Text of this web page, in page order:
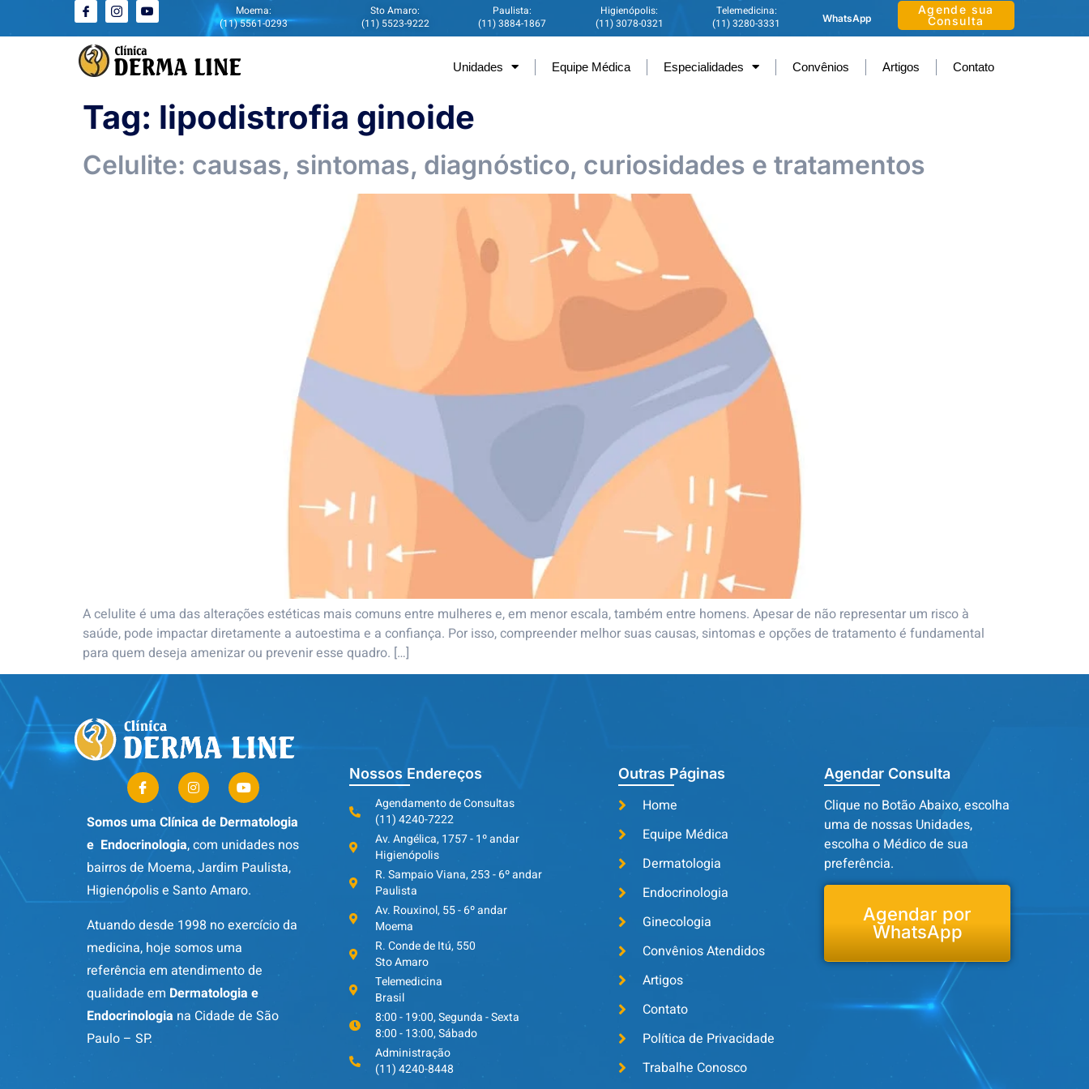
Moema:
(11) 5561-0293
Sto Amaro:
(11) 5523-9222
Paulista:
(11) 3884-1867
Higienópolis:
(11) 3078-0321
Telemedicina:
(11) 3280-3331
WhatsApp
Agende sua
Consulta
Unidades Equipe Médica Especialidades Convênios Artigos Contato
Tag: lipodistrofia ginoide
Celulite: causas, sintomas, diagnóstico, curiosidades e tratamentos
A celulite é uma das alterações estéticas mais comuns entre mulheres e, em menor escala, também entre homens. Apesar de não representar um risco à
saúde, pode impactar diretamente a autoestima e a confiança. Por isso, compreender melhor suas causas, sintomas e opções de tratamento é fundamental
para quem deseja amenizar ou prevenir esse quadro. […]
Somos uma Clínica de Dermatologia
e Endocrinologia, com unidades nos
bairros de Moema, Jardim Paulista,
Higienópolis e Santo Amaro.
Atuando desde 1998 no exercício da
medicina, hoje somos uma
referência em atendimento de
qualidade em Dermatologia e
Endocrinologia na Cidade de São
Paulo – SP.
Nossos Endereços
Agendamento de Consultas
(11) 4240-7222
Av. Angélica, 1757 - 1º andar
Higienópolis
R. Sampaio Viana, 253 - 6º andar
Paulista
Av. Rouxinol, 55 - 6º andar
Moema
R. Conde de Itú, 550
Sto Amaro
Telemedicina
Brasil
8:00 - 19:00, Segunda - Sexta
8:00 - 13:00, Sábado
Administração
(11) 4240-8448
Outras Páginas
Home
Equipe Médica
Dermatologia
Endocrinologia
Ginecologia
Convênios Atendidos
Artigos
Contato
Política de Privacidade
Trabalhe Conosco
Agendar Consulta
Clique no Botão Abaixo, escolha
uma de nossas Unidades,
escolha o Médico de sua
preferência.
Agendar por
WhatsApp